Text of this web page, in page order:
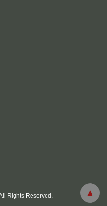
Rights Reserved.